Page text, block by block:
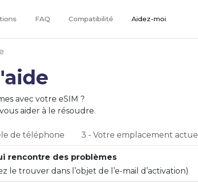
FAQ Compatibilité Aidez-moi
avec votre eSIM ?
aider à le résoudre.
de téléphone 3 - Votre emplacement actuel
rencontre des problèmes
le trouver dans l’objet de l’e-mail d’activation)